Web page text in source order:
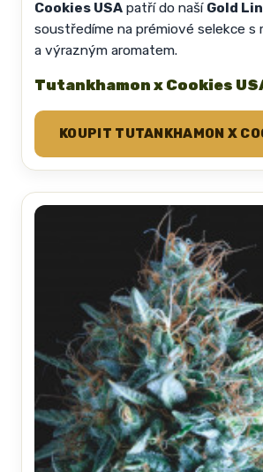
Cookies USA patří do naší Gold
soustředíme na prémiové selekce s
a výrazným aromatem.
Tutankhamon x Cookies
KOUPIT TUTANKHAMON X